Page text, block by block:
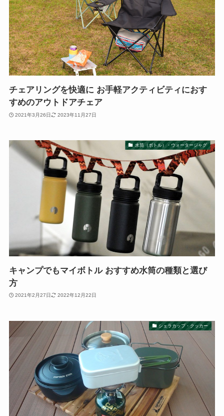
チェアリングを快適に お手軽アクティビティにおす
すめのアウトドアチェア
2021年3月26日 2023年11月27日
水筒（ボトル）・ウォータージャグ
キャンプでもマイボトル おすすめ水筒の種類と選び
方
2021年2月27日 2022年12月22日
シェラカップ・クッカー